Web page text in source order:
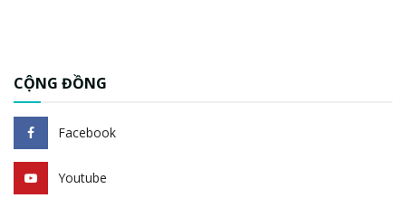
CỘNG ĐỒNG
Facebook
Youtube